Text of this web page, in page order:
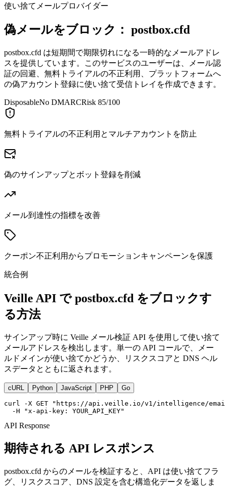
使い捨てメールプロバイダー
偽メールをブロック： postbox.cfd
postbox.cfd は短期間で期限切れになる一時的なメールアドレ
スを提供しています。このサービスのユーザーは、メール認
証の回避、無料トライアルの不正利用、プラットフォームへ
の偽アカウント登録に使い捨て受信トレイを作成できます。
DisposableNo DMARCRisk 85/100
無料トライアルの不正利用とマルチアカウントを防止
偽のサインアップとボット登録を削減
メール到達性の指標を改善
クーポン不正利用からプロモーションキャンペーンを保護
統合例
Veille API で postbox.cfd をブロックす
る方法
サインアップ時に Veille メール検証 API を使用して使い捨て
メールアドレスを検出します。単一の API コールで、メー
ルドメインが使い捨てかどうか、リスクスコアと DNS ヘル
スデータとともに返されます。
cURL Python JavaScript PHP Go
curl -X GET "https://api.veille.io/v1/intelligence/
  -H "x-api-key: YOUR_API_KEY"
API Response
期待される API レスポンス
postbox.cfd からのメールを検証すると、API は使い捨てフラ
グ、リスクスコア、DNS 設定を含む構造化データを返しま